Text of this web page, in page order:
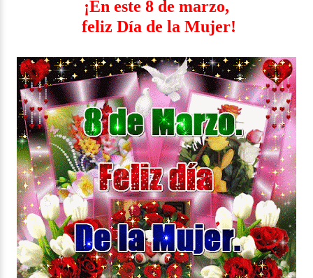
¡En este 8 de marzo,
feliz Día de la Mujer!